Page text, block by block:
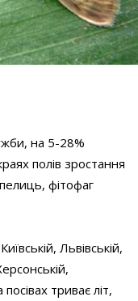
на 5-28%
полів зростання
фітофаг
Львівській,
триває літ,